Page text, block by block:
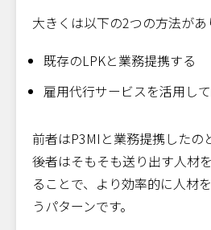
大きくは以下の2つの方法があ
既存のLPKと業務提携する
雇用代行サービスを活用し
前者はP3MIと業務提携したの
後者はそもそも送り出す人材
ることで、より効率的に人材
うパターンです。